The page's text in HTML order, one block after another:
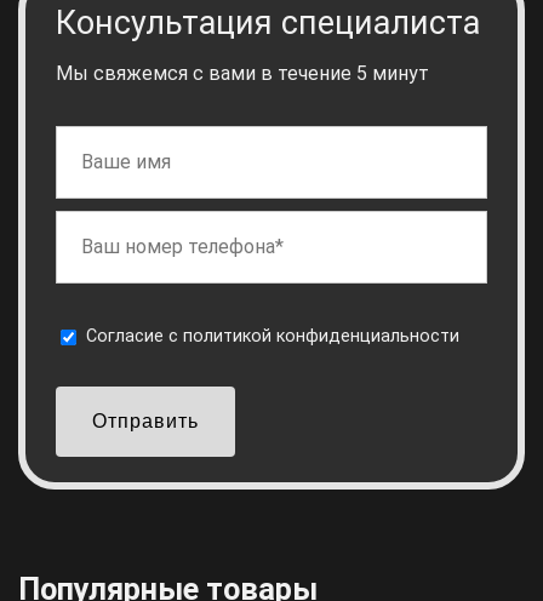
Консультация специалиста
Мы свяжемся с вами в течение 5 минут
Cогласие сполитикой конфиденциальности
Отправить
Популярные товары